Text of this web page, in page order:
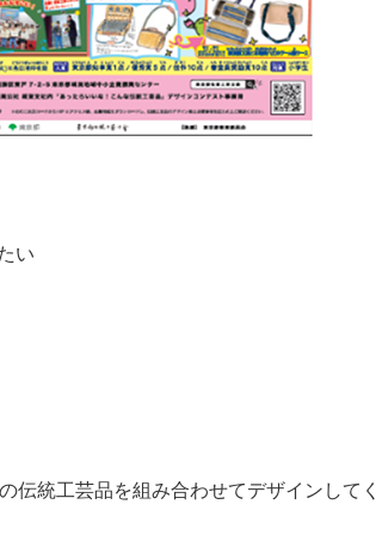
い
伝統工芸品を組み合わせてデザインして